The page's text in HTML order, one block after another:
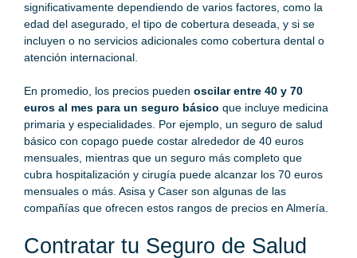
significativamente dependiendo de varios factores, como la
edad del asegurado, el tipo de cobertura deseada, y si se
incluyen o no servicios adicionales como cobertura dental o
atención internacional.
En promedio, los precios pueden oscilar entre 40 y 70
euros al mes para un seguro básico que incluye medicina
primaria y especialidades. Por ejemplo, un seguro de salud
básico con copago puede costar alrededor de 40 euros
mensuales, mientras que un seguro más completo que
cubra hospitalización y cirugía puede alcanzar los 70 euros
mensuales o más. Asisa y Caser son algunas de las
compañías que ofrecen estos rangos de precios en Almería.
Contratar tu Seguro de Salud